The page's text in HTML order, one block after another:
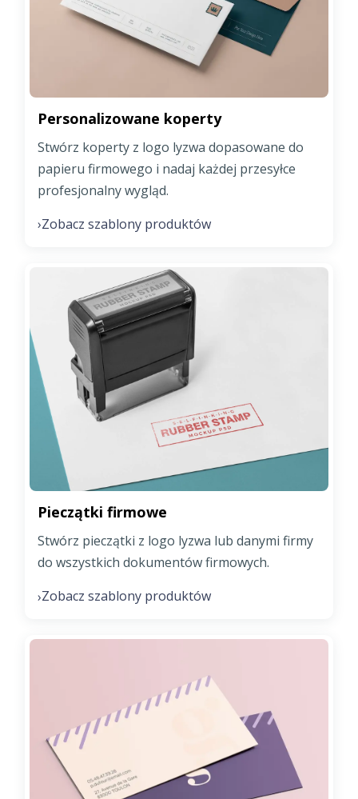
Personalizowane koperty
Stwórz koperty z logo lyzwa dopasowane do
papieru firmowego i nadaj każdej przesyłce
profesjonalny wygląd.
›Zobacz szablony produktów
Pieczątki firmowe
Stwórz pieczątki z logo lyzwa lub danymi firmy
do wszystkich dokumentów firmowych.
›Zobacz szablony produktów